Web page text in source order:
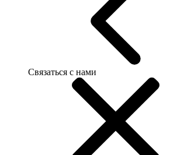
Связаться с нами